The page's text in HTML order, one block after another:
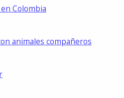
Colombia
animales compañeros